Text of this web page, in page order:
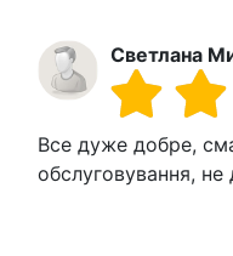
Светлана
Все дуже добре,
обслуговування,